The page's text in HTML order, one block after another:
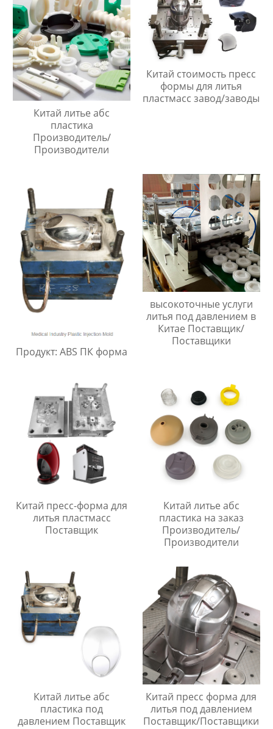
Китай литье абс
пластика
Производитель/
Производители
Китай стоимость пресс
формы для литья
пластмасс завод/заводы
Продукт: ABS ПК форма
высокоточные услуги
литья под давлением в
Китае Поставщик/
Поставщики
Китай пресс-форма для
литья пластмасс
Поставщик
Китай литье абс
пластика на заказ
Производитель/
Производители
Китай литье абс
пластика под
давлением Поставщик
Китай пресс форма для
литья под давлением
Поставщик/Поставщики